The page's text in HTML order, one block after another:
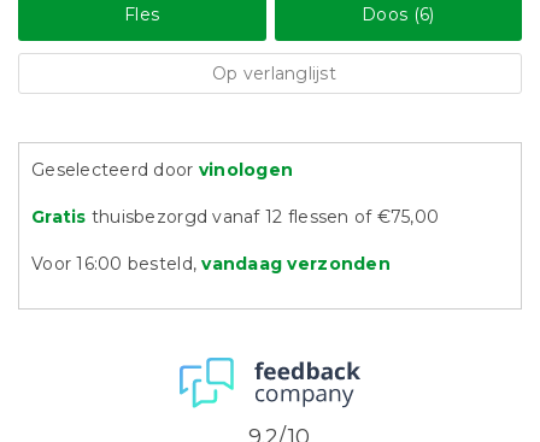
Fles Doos (6)
Op verlanglijst
Geselecteerd door vinologen
Gratis thuisbezorgd vanaf 12 flessen of €75,00
Voor 16:00 besteld,vandaag verzonden